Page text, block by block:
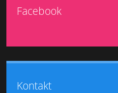
Facebook
Kontakt